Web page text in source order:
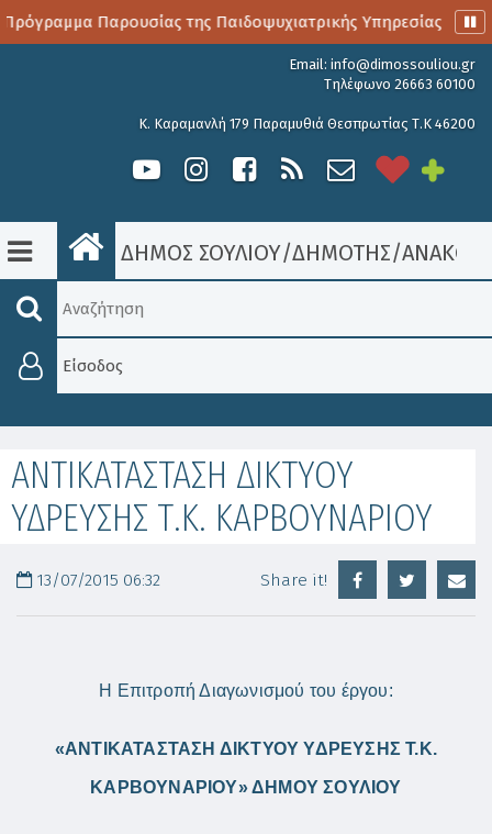
Παρουσίας της Παιδοψυχιατρικής Υπηρεσίας
Email: info@dimossouliou.gr
Τηλέφωνο 26663 60100
Κ. Καραμανλή 179 Παραμυθιά Θεσπρωτίας Τ.Κ 46200
ΔΗΜΟΣ ΣΟΥΛΙΟΥ/ΔΗΜΟΤΗΣ/
Είσοδος
ΑΝΤΙΚΑΤΑΣΤΑΣΗ ΔΙΚΤΥΟΥ
ΥΔΡΕΥΣΗΣ Τ.Κ. ΚΑΡΒΟΥΝΑΡΙΟΥ
13/07/2015 06:32 Share it!
Η Επιτροπή Διαγωνισμού του έργου:
«ΑΝΤΙΚΑΤΑΣΤΑΣΗ ΔΙΚΤΥΟΥ ΥΔΡΕΥΣΗΣ Τ.Κ.
ΚΑΡΒΟΥΝΑΡΙΟΥ» ΔΗΜΟΥ ΣΟΥΛΙΟΥ